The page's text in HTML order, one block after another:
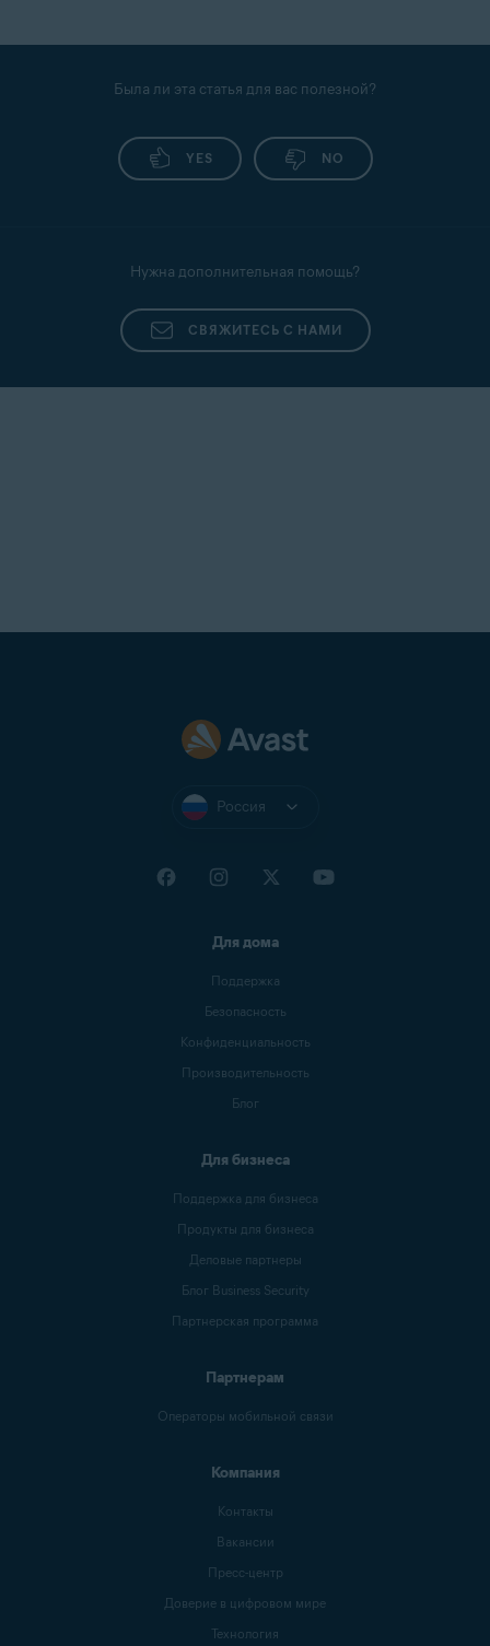
Была ли эта статья для вас полезной?
YES NO
Нужна дополнительная помощь?
СВЯЖИТЕСЬ С НАМИ
Россия
Для дома
Поддержка
Безопасность
Конфиденциальность
Производительность
Блог
Для бизнеса
Поддержка для бизнеса
Продукты для бизнеса
Деловые партнеры
Блог Business Security
Партнерская программа
Партнерам
Операторы мобильной связи
Компания
Контакты
Вакансии
Пресс-центр
Доверие в цифровом мире
Технология